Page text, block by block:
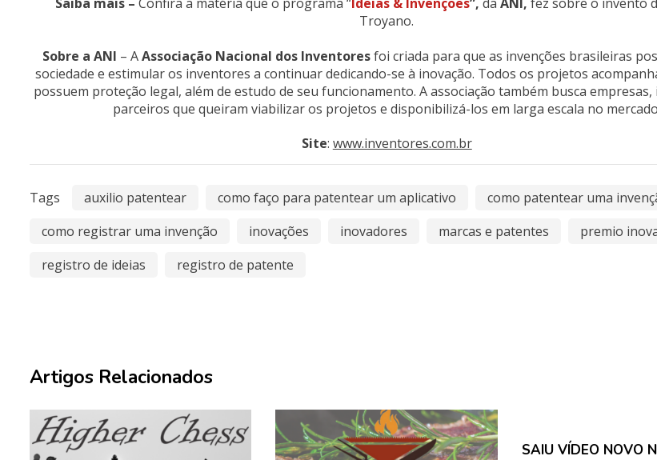
Troyano.
Sobre a ANI – AAssociação Nacional dos Inventoresfoi criada para que as invenções brasileiras
sociedade e estimular os inventores a continuar dedicando-se à inovação. Todos os projetos
possuem proteção legal, além de estudo de seu funcionamento. A associação também busca
parceiros que queiram viabilizar os projetos e disponibilizá-los em larga escala no
Site: www.inventores.com.br
Tags auxilio patentear como faço para patentear um aplicativo
como patentear uma
como registrar uma invenção
inovações inovadores marcas e patentes
premio
registro de ideias
registro de patente
Artigos Relacionados
SAIU VÍDEO NOVO